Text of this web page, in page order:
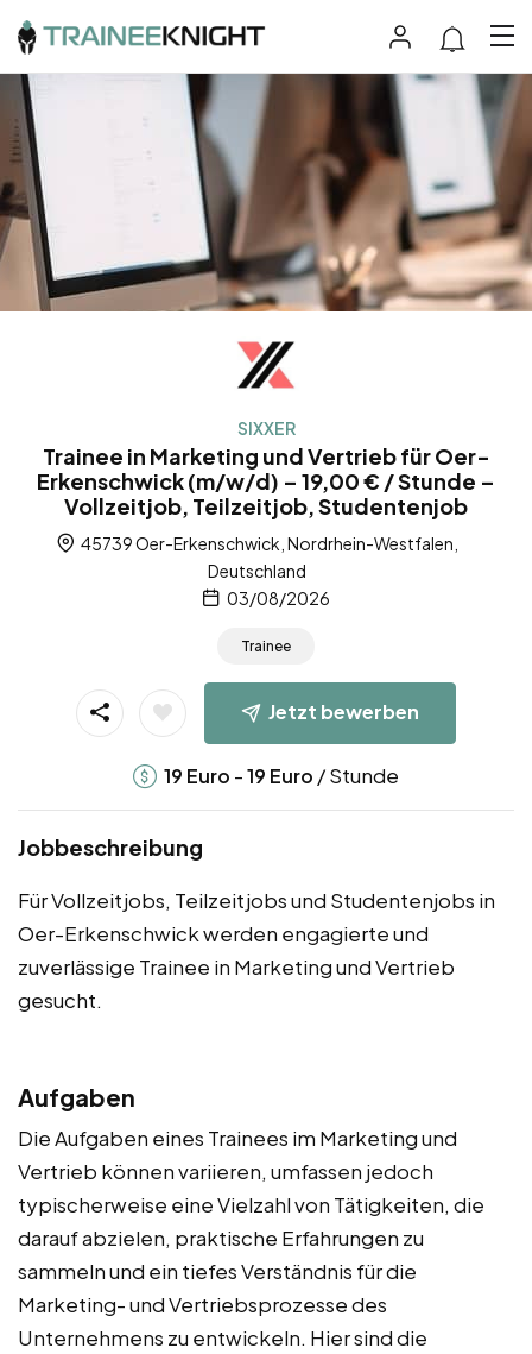
SIXXER
Trainee in Marketing und Vertrieb für Oer-
Erkenschwick (m/w/d) – 19,00 € / Stunde –
Vollzeitjob, Teilzeitjob, Studentenjob
45739 Oer-Erkenschwick, Nordrhein-Westfalen,
Deutschland
03/08/2026
Trainee
Jetzt bewerben
19 Euro -19 Euro / Stunde
Jobbeschreibung
Für Vollzeitjobs, Teilzeitjobs und Studentenjobs in
Oer-Erkenschwick werden engagierte und
zuverlässige Trainee in Marketing und Vertrieb
gesucht.
Aufgaben
Die Aufgaben eines Trainees im Marketing und
Vertrieb können variieren, umfassen jedoch
typischerweise eine Vielzahl von Tätigkeiten, die
darauf abzielen, praktische Erfahrungen zu
sammeln und ein tiefes Verständnis für die
Marketing- und Vertriebsprozesse des
Unternehmens zu entwickeln. Hier sind die